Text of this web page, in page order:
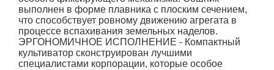
выполнен в форме плавника с плоским сечением,
что способствует ровному движению агрегата в
процессе вспахивания земельных наделов.
ЭРГОНОМИЧНОЕ ИСПОЛНЕНИЕ - Компактный
культиватор сконструирован лучшими
специалистами корпорации, которые особое